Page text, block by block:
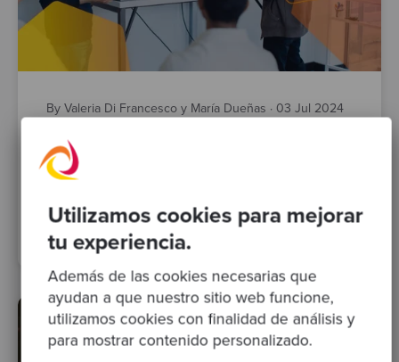
Utilizamos cookies para mejorar
tu experiencia.
Además de las cookies necesarias que
ayudan a que nuestro sitio web funcione,
utilizamos cookies con finalidad de análisis y
para mostrar contenido personalizado.
By Valeria Di Francesco y María Dueñas · 03 Jul 2024
El impacto de la Developer Experience en
las empresas
DevEx
equipo de desarrollo